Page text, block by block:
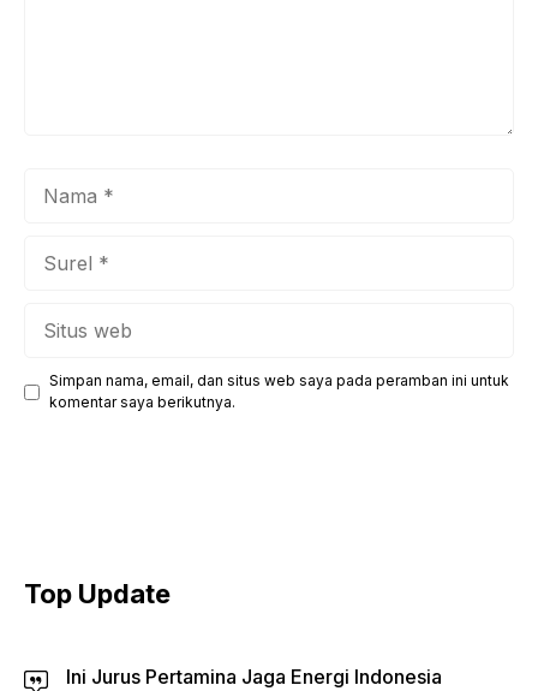
Simpan nama, email, dan situs web saya pada peramban ini untuk
komentar saya berikutnya.
Top Update
Ini Jurus Pertamina Jaga Energi Indonesia